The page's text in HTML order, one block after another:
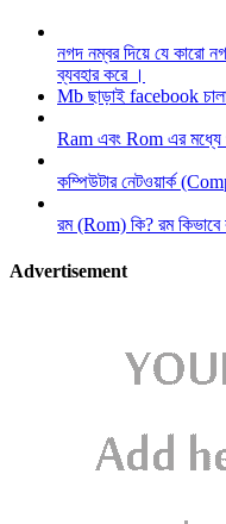
নগদ নম্বর দিয়ে যে কারো
ব্যবহার করে ।
Mb ছাড়াই facebook
Ram এবং Rom এর মধ্যে
কম্পিউটার নেটওয়ার্ক
রম (Rom) কি? রম
Advertisement